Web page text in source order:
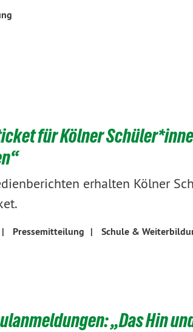
für Kölner
erhalten Kölner
| Pressemitteilung | Schule &
„Das Hin